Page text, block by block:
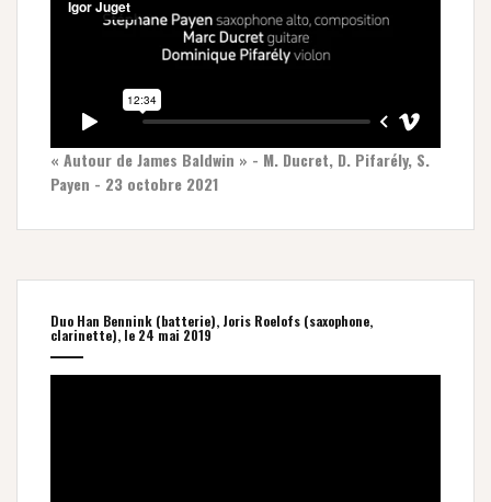
« Autour de James Baldwin » - M. Ducret, D. Pifarély, S.
Payen - 23 octobre 2021
Duo Han Bennink (batterie), Joris Roelofs (saxophone,
clarinette), le 24 mai 2019